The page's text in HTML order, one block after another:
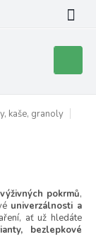
košík
kaše, granoly
pokrmů,
univerzálnosti a
ať už hledáte
bezlepkové